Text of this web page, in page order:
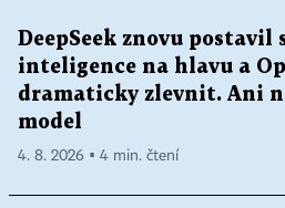
DeepSeek znovu postavil
inteligence na hlavu a
dramaticky zlevnit. Ani
model
4. 8. 2026 ▪ 4 min. čtení